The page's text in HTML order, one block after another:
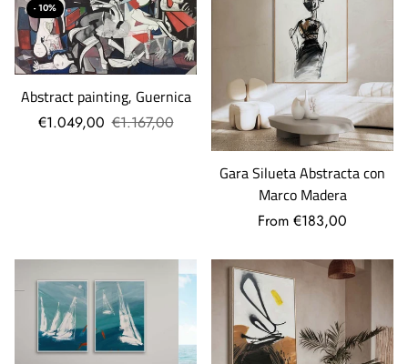
- 10%
Abstract painting, Guernica
€1.049,00 €1.167,00
Gara Silueta Abstracta con
Marco Madera
From €183,00